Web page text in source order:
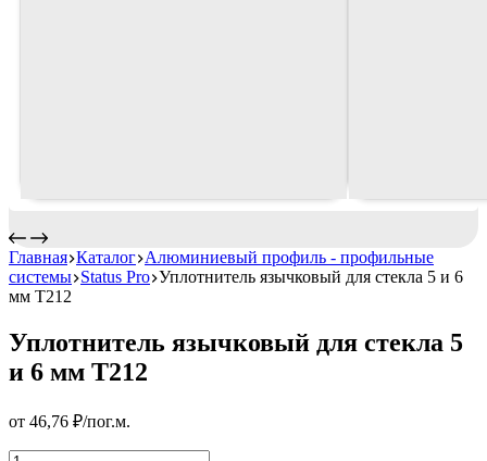
Главная Каталог Алюминиевый профиль - профильные
системы Status Pro Уплотнитель язычковый для стекла 5 и 6
мм T212
Уплотнитель язычковый для стекла 5
и 6 мм T212
от 46,76 ₽/пог.м.